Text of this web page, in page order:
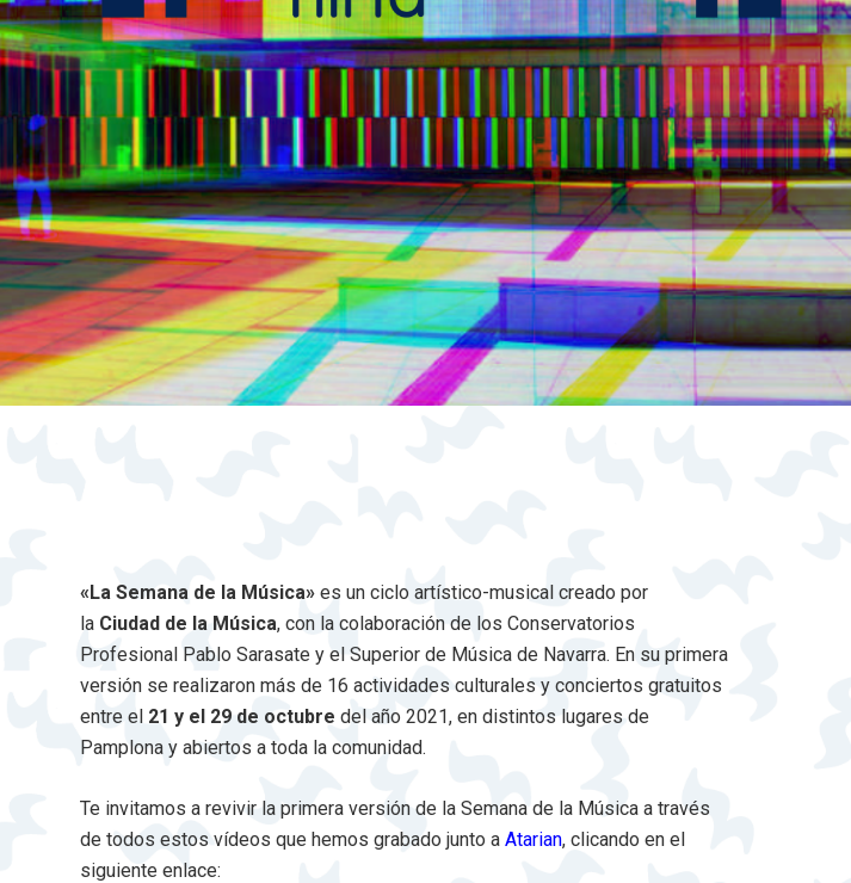
«La Semana de la Música» es un ciclo artístico-musical creado por
la Ciudad de la Música, con la colaboración de los Conservatorios
Profesional Pablo Sarasate y el Superior de Música de Navarra. En su primera
versión se realizaron más de 16 actividades culturales y conciertos gratuitos
entre el 21 y el 29 de octubre del año 2021, en distintos lugares de
Pamplona y abiertos a toda la comunidad.
Te invitamos a revivir la primera versión de la Semana de la Música a través
de todos estos vídeos que hemos grabado junto a Atarian, clicando en el
siguiente enlace: